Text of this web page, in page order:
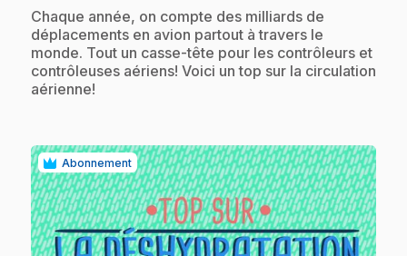
.Chaque année, on compte des milliards de
déplacements en avion partout à travers le
monde. Tout un casse-tête pour les contrôleurs et
contrôleuses aériens! Voici un top sur la circulation
aérienne!
Abonnement